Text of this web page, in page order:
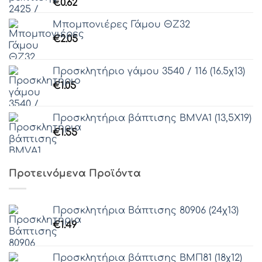
Γραμματοσειρά 45
Γραμματοσειρά 46
Γραμματοσειρά 47
Γραμματοσειρά 48
Γραμματοσειρά 49
Γραμματοσειρά 50
Γραμματοσειρά 51
Γραμματοσειρά 52
€0.62
Μπομπονιέρες Γάμου ΘΖ32
€2.05
Προσκλητήριο γάμου 3540 / 116 (16.5χ13)
€1.05
Προσκλητήρια βάπτισης ΒΜVΑ1 (13,5Χ19)
€1.55
Προτεινόμενα Προϊόντα
Προσκλητήρια Βάπτισης 80906 (24χ13)
€1.49
Προσκλητήρια βάπτισης ΒΜΠ81 (18χ12)